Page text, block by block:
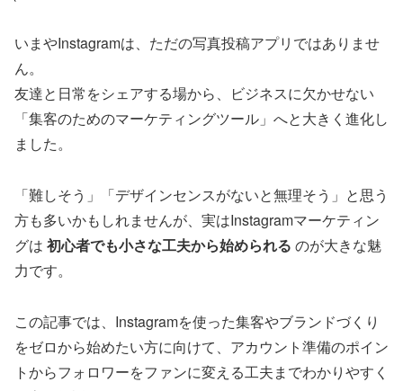
いまやInstagramは、ただの写真投稿アプリではありませ
ん。
友達と日常をシェアする場から、ビジネスに欠かせない
「集客のためのマーケティングツール」へと大きく進化し
ました。
「難しそう」「デザインセンスがないと無理そう」と思う
方も多いかもしれませんが、実はInstagramマーケティン
グは 初心者でも小さな工夫から始められる のが大きな魅
力です。
この記事では、Instagramを使った集客やブランドづくり
をゼロから始めたい方に向けて、アカウント準備のポイン
トからフォロワーをファンに変える工夫までわかりやすく